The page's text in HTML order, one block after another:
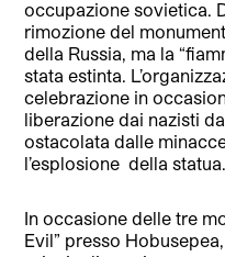
occupazione sovietica.
rimozione del
della Russia, ma la
stata estinta.
celebrazione in
liberazione dai nazisti
ostacolata dalle
l’esplosione della statua.
In occasione delle tre
Evil” presso